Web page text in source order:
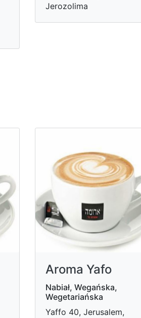
Jerozolima
Aroma Yafo
Nabiał, Wegańska,
Wegetariańska
Yaffo 40, Jerusalem,